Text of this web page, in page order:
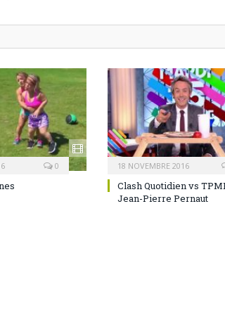
0 18 NOVEMBRE 2016
Clash Quotidien vs
Jean-Pierre Pernaut